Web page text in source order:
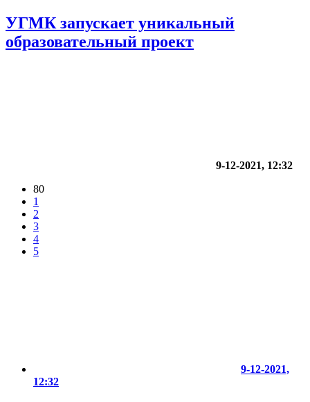
УГМК запускает уникальный
образовательный проект
9-12-2021, 12:32
80
1
2
3
4
5
9-12-2021,
12:32